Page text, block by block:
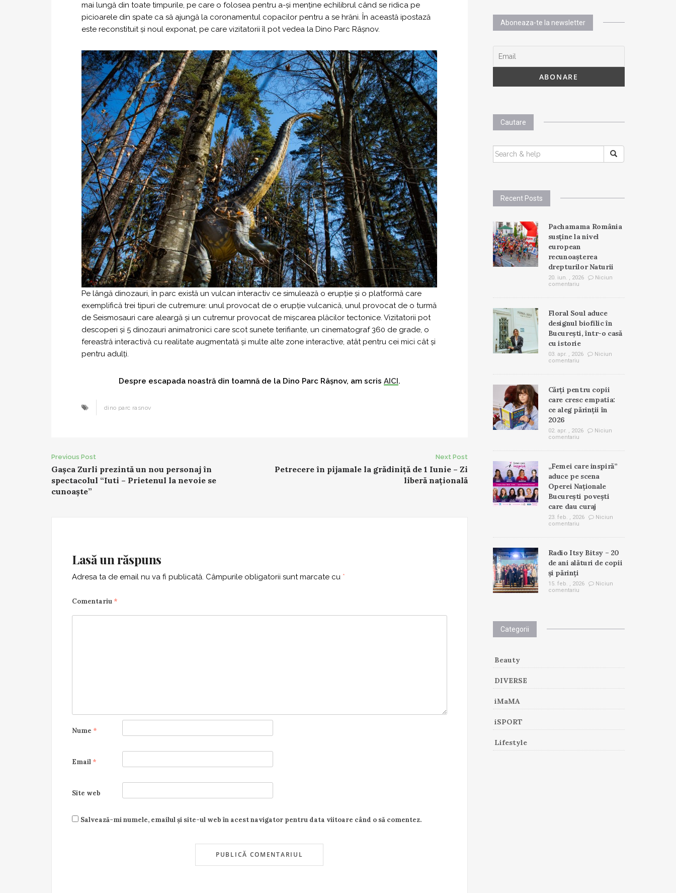
mai lungă din toate timpurile, pe care o folosea pentru a-și menține echilibrul când se ridica pe
picioarele din spate ca să ajungă la coronamentul copacilor pentru a se hrăni. În această ipostază
este reconstituit și noul exponat, pe care vizitatorii îl pot vedea la Dino Parc Râșnov.
Pe lângă dinozauri, în parc există un vulcan interactiv ce simulează o erupție și o platformă care
exemplifică trei tipuri de cutremure: unul provocat de o erupție vulcanică, unul provocat de o turmă
de Seismosauri care aleargă și un cutremur provocat de mișcarea plăcilor tectonice. Vizitatorii pot
descoperi și 5 dinozauri animatronici care scot sunete terifiante, un cinematograf 360 de grade, o
fereastră interactivă cu realitate augmentată și multe alte zone interactive, atât pentru cei mici cât și
pentru adulți.
Despre escapada noastră din toamnă de la Dino Parc Râșnov, am scris AICI .
dino parc rasnov
Post
navigation
Previous Post
Gașca Zurli prezintă un nou personaj în
spectacolul “Iuti – Prietenul la nevoie se
cunoaște”
Next Post
Petrecere în pijamale la grădiniță de 1 Iunie – Zi
liberă națională
Lasă un răspuns
Adresa ta de email nu va fi publicată. Câmpurile obligatorii sunt marcate cu *
Comentariu *
Nume *
Email *
Site web
Salvează-mi numele, emailul și site-ul web în acest navigator pentru data viitoare când o să comentez.
Aboneaza-te la newsletter
Cautare
SEARCH
FOR:
Recent Posts
Pachamama România
susține la nivel
european
recunoașterea
drepturilor Naturii
20. iun. , 2026
Niciun
comentariu
Floral Soul aduce
designul biofilic în
București, într-o casă
cu istorie
03. apr. , 2026
Niciun
comentariu
Cărți pentru copii
care cresc empatia:
ce aleg părinții în
2026
02. apr. , 2026
Niciun
comentariu
„Femei care inspiră”
aduce pe scena
Operei Naționale
București povești
care dau curaj
23. feb. , 2026
Niciun
comentariu
Radio Itsy Bitsy – 20
de ani alături de copii
și părinți
15. feb. , 2026
Niciun
comentariu
Categorii
Beauty
DIVERSE
iMaMA
iSPORT
Lifestyle